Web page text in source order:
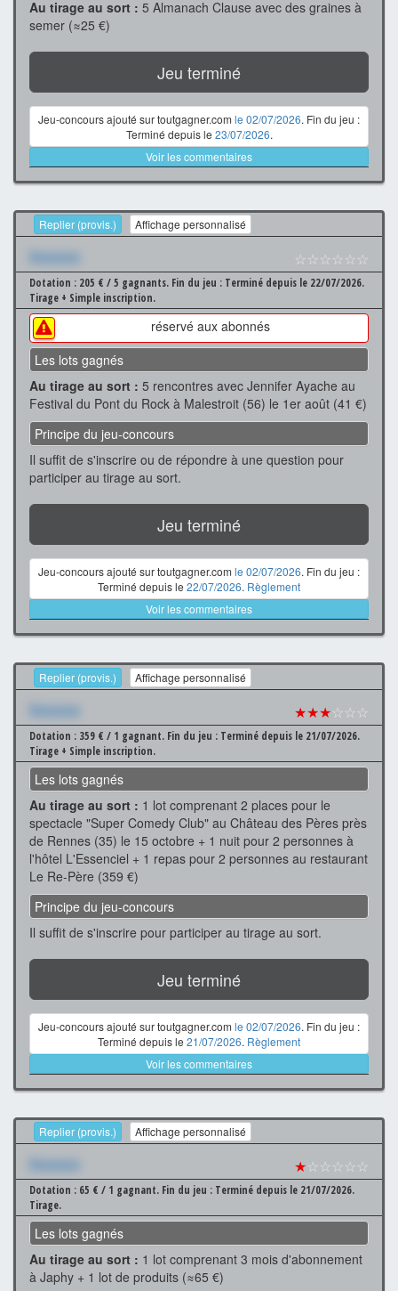
Au tirage au sort : 5 Almanach Clause avec des graines à
semer (≈25 €)
Jeu terminé
Jeu-concours ajouté sur toutgagner.com le 02/07/2026. Fin du jeu :
Terminé depuis le 23/07/2026.
Voir les commentaires
Replier (provis.) Affichage personnalisé
Xxxxxxx ☆☆☆☆☆☆
Dotation : 205 € / 5 gagnants. Fin du jeu : Terminé depuis le 22/07/2026.
Tirage + Simple inscription.
réservé aux abonnés
Les lots gagnés
Au tirage au sort : 5 rencontres avec Jennifer Ayache au
Festival du Pont du Rock à Malestroit (56) le 1er août (41 €)
Principe du jeu-concours
Il suffit de s'inscrire ou de répondre à une question pour
participer au tirage au sort.
Jeu terminé
Jeu-concours ajouté sur toutgagner.com le 02/07/2026. Fin du jeu :
Terminé depuis le 22/07/2026. Règlement
Voir les commentaires
Replier (provis.) Affichage personnalisé
Xxxxxxx ★★★☆☆☆
Dotation : 359 € / 1 gagnant. Fin du jeu : Terminé depuis le 21/07/2026.
Tirage + Simple inscription.
Les lots gagnés
Au tirage au sort : 1 lot comprenant 2 places pour le
spectacle "Super Comedy Club" au Château des Pères près
de Rennes (35) le 15 octobre + 1 nuit pour 2 personnes à
l'hôtel L'Essenciel + 1 repas pour 2 personnes au restaurant
Le Re-Père (359 €)
Principe du jeu-concours
Il suffit de s'inscrire pour participer au tirage au sort.
Jeu terminé
Jeu-concours ajouté sur toutgagner.com le 02/07/2026. Fin du jeu :
Terminé depuis le 21/07/2026. Règlement
Voir les commentaires
Replier (provis.) Affichage personnalisé
Xxxxxxx ★☆☆☆☆☆
Dotation : 65 € / 1 gagnant. Fin du jeu : Terminé depuis le 21/07/2026.
Tirage.
Les lots gagnés
Au tirage au sort : 1 lot comprenant 3 mois d'abonnement
à Japhy + 1 lot de produits (≈65 €)